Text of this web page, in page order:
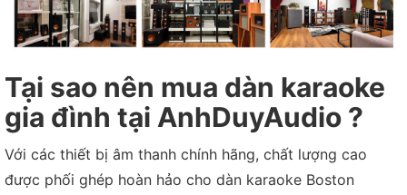
Tại sao nên mua dàn karaoke
gia đình tại AnhDuyAudio ?
Với các thiết bị âm thanh chính hãng, chất lượng cao
được phối ghép hoàn hảo cho dàn karaoke Boston